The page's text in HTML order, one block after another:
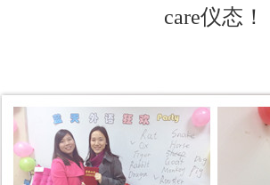
care仪态！